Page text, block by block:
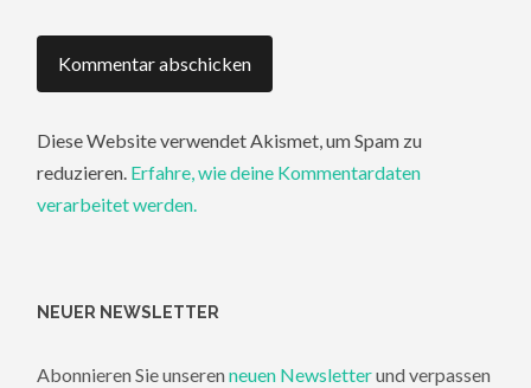
Diese Website verwendet Akismet, um Spam zu
reduzieren. Erfahre, wie deine Kommentardaten
verarbeitet werden.
NEUER NEWSLETTER
Abonnieren Sie unserenneuen Newsletterund verpassen